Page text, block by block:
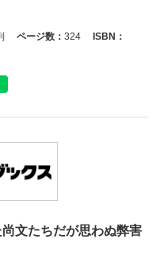
ページ数： 324
ISBN：
文たちだが思わぬ弊害